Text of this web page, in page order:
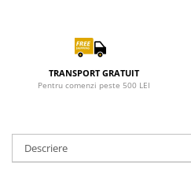
TRANSPORT GRATUIT
Pentru comenzi peste 500 LEI
Descriere